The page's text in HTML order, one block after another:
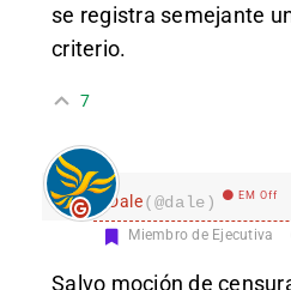
se registra semejante
criterio.
7
Dale(@dale) EM Off
Miembro de Ejecutiva
Salvo moción de